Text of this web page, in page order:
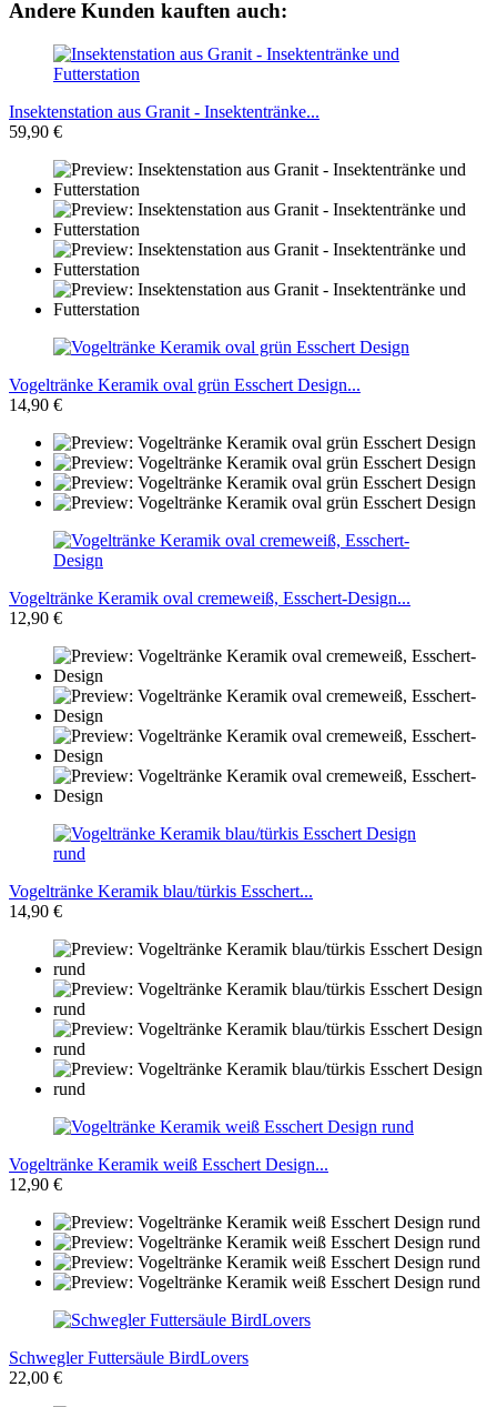
Andere Kunden kauften auch:
Insektenstation aus Granit - Insektentränke...
59,90 €
Vogeltränke Keramik oval grün Esschert Design...
14,90 €
Vogeltränke Keramik oval cremeweiß, Esschert-Design...
12,90 €
Vogeltränke Keramik blau/türkis Esschert...
14,90 €
Vogeltränke Keramik weiß Esschert Design...
12,90 €
Schwegler Futtersäule BirdLovers
22,00 €